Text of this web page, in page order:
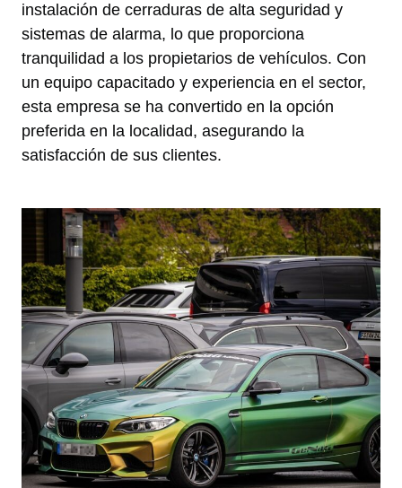
instalación de cerraduras de alta seguridad y
sistemas de alarma, lo que proporciona
tranquilidad a los propietarios de vehículos. Con
un equipo capacitado y experiencia en el sector,
esta empresa se ha convertido en la opción
preferida en la localidad, asegurando la
satisfacción de sus clientes.